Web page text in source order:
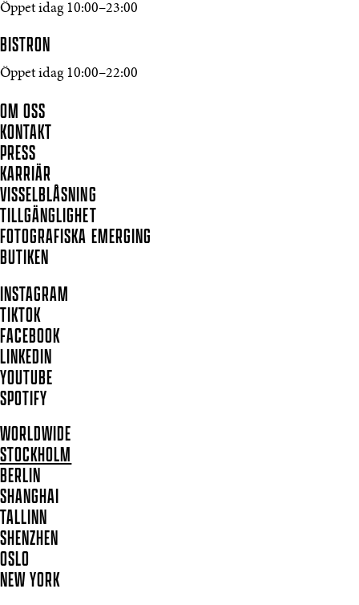
Öppet idag 10:00–23:00
BISTRON
Öppet idag 10:00–22:00
OM OSS
KONTAKT
PRESS
KARRIÄR
VISSELBLÅSNING
TILLGÄNGLIGHET
FOTOGRAFISKA EMERGING
BUTIKEN
INSTAGRAM
TIKTOK
FACEBOOK
LINKEDIN
YOUTUBE
SPOTIFY
WORLDWIDE
STOCKHOLM
BERLIN
SHANGHAI
TALLINN
SHENZHEN
OSLO
NEW YORK